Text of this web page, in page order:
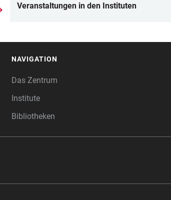
Veranstaltungen in den Instituten
NAVIGATION
Das Zentrum
Institute
Bibliotheken